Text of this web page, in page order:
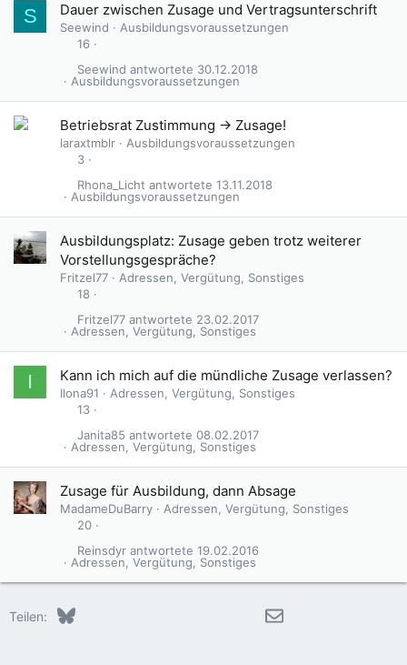
S Dauer zwischen Zusage und Vertragsunterschrift
Seewind
Ausbildungsvoraussetzungen
16
Ausbildungsvoraussetzungen
30.12.2018
Seewind
Betriebsrat Zustimmung -> Zusage!
laraxtmblr
Ausbildungsvoraussetzungen
3
Ausbildungsvoraussetzungen
13.11.2018
Rhona_Licht
Ausbildungsplatz: Zusage geben trotz weiterer
Vorstellungsgespräche?
Fritzel77
Adressen, Vergütung, Sonstiges
18
Adressen, Vergütung, Sonstiges
23.02.2017
Fritzel77
I Kann ich mich auf die mündliche Zusage verlassen?
Ilona91
Adressen, Vergütung, Sonstiges
13
Adressen, Vergütung, Sonstiges
08.02.2017
Janita85
Zusage für Ausbildung, dann Absage
MadameDuBarry
Adressen, Vergütung, Sonstiges
20
Adressen, Vergütung, Sonstiges
19.02.2016
Reinsdyr
Teilen: Bluesky WhatsApp
E-Mail